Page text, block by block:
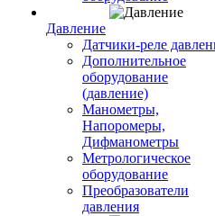
Давление
Датчики-реле
Дополнительное
оборудование
(давление)
Манометры,
Напоромеры,
Дифманометры
Метрологическое
оборудование
Преобразователи
давления